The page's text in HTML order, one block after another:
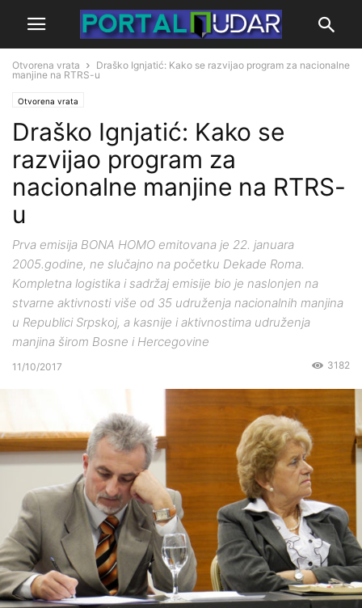
Otvorena vrata
Draško Ignjatić: Kako se razvijao program za nacionalne
manjine na RTRS-u
Otvorena vrata
Draško Ignjatić: Kako se
razvijao program za
nacionalne manjine na RTRS-
u
Prva emisija BONA HOMO emitovana je 22. januara
2005.godine, ne slučajno na početku Dekade Roma.
Kompletna logistika i sadržaj emisije bio je naslonjen na
stvarne aktivnosti više od 35 udruženja nacionalnih manjina
u Republici Srpskoj, a kasnije i aktivnostima udruženja
manjina širom Bosne i Hercegovine
11/10/2017 3182